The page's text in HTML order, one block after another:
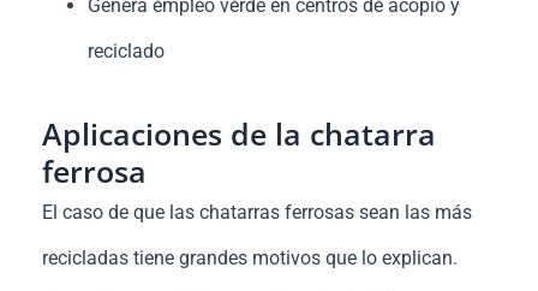
Genera empleo verde en centros de acopio y
reciclado
Aplicaciones de la chatarra
ferrosa
El caso de que las chatarras ferrosas sean las más
recicladas tiene grandes motivos que lo explican.